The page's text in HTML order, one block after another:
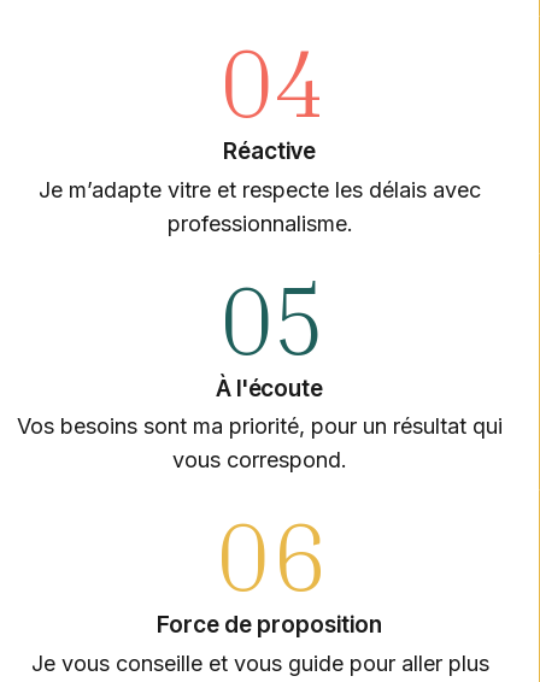
04
Réactive
Je m’adapte vitre et respecte les délais avec
professionnalisme.
05
À l'écoute
Vos besoins sont ma priorité, pour un résultat qui
vous correspond.
06
Force de proposition
Je vous conseille et vous guide pour aller plus